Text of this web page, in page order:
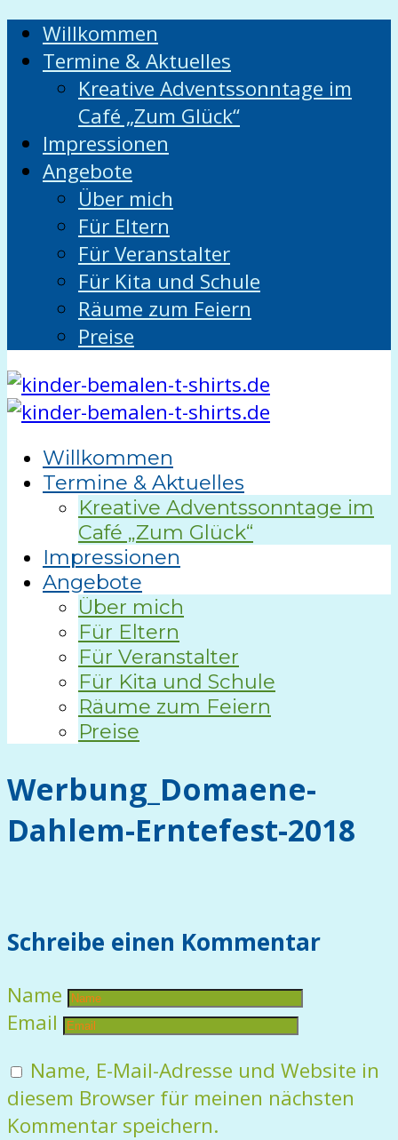
Willkommen
Termine & Aktuelles
Kreative Adventssonntage im
Café „Zum Glück“
Impressionen
Angebote
Über mich
Für Eltern
Für Veranstalter
Für Kita und Schule
Räume zum Feiern
Preise
Willkommen
Termine & Aktuelles
Kreative Adventssonntage im
Café „Zum Glück“
Impressionen
Angebote
Über mich
Für Eltern
Für Veranstalter
Für Kita und Schule
Räume zum Feiern
Preise
Werbung_Domaene-
Dahlem-Erntefest-2018
Schreibe einen Kommentar
Name
Email
Name, E-Mail-Adresse und Website in
diesem Browser für meinen nächsten
Kommentar speichern.